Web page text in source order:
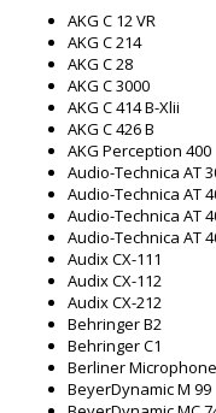
AKG C 12 VR
AKG C 214
AKG C 28
AKG C 3000
AKG C 414 B-Xlii
AKG C 426 B
AKG Perception 400
Audio-Technica AT
Audio-Technica AT
Audio-Technica AT
Audio-Technica AT
Audix CX-111
Audix CX-112
Audix CX-212
Behringer B2
Behringer C1
Berliner
BeyerDynamic M 99